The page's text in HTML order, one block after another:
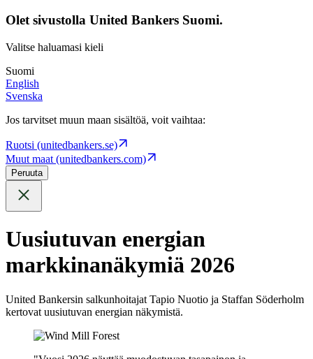
Olet sivustolla United Bankers Suomi.
Valitse haluamasi kieli
Suomi
English
Svenska
Jos tarvitset muun maan sisältöä, voit vaihtaa:
Ruotsi (unitedbankers.se)
Muut maat (unitedbankers.com)
Peruuta
Uusiutuvan energian
markkinanäkymiä 2026
United Bankersin salkunhoitajat Tapio Nuotio ja Staffan Söderholm
kertovat uusiutuvan energian näkymistä.